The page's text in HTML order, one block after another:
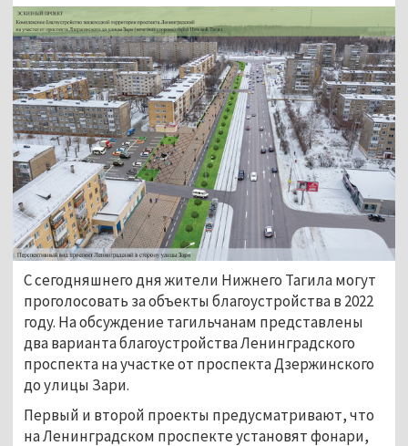
С сегодняшнего дня жители Нижнего Тагила могут
проголосовать за объекты благоустройства в 2022
году. На обсуждение тагильчанам представлены
два варианта благоустройства Ленинградского
проспекта на участке от проспекта Дзержинского
до улицы Зари.
Первый и второй проекты предусматривают, что
на Ленинградском проспекте установят фонари,